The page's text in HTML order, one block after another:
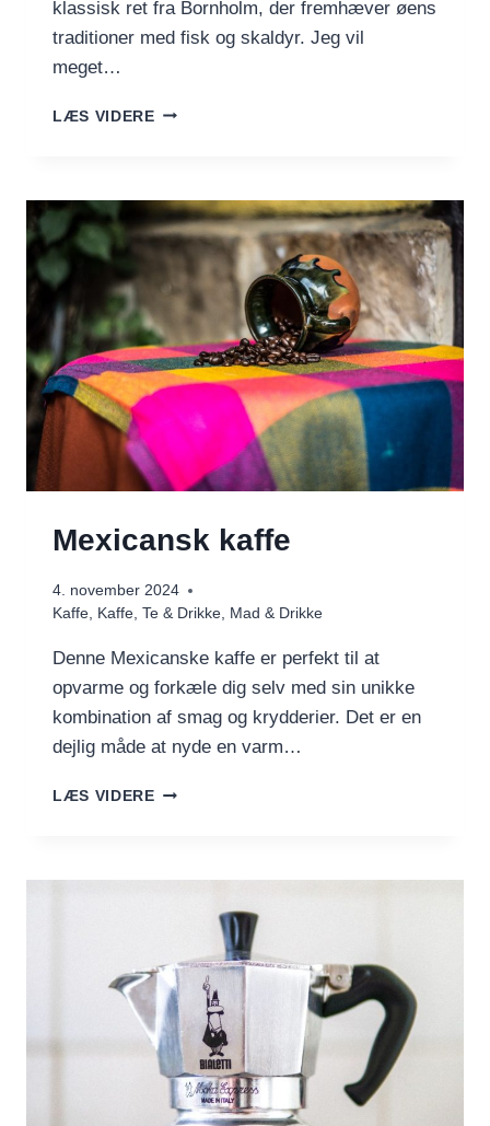
klassisk ret fra Bornholm, der fremhæver øens
traditioner med fisk og skaldyr. Jeg vil
meget…
LÆS VIDERERØGET
Mexicansk kaffe
4. november 2024
Kaffe, Kaffe, Te & Drikke, Mad & Drikke
Denne Mexicanske kaffe er perfekt til at
opvarme og forkæle dig selv med sin unikke
kombination af smag og krydderier. Det er en
dejlig måde at nyde en varm…
LÆS VIDEREMEXICANSK